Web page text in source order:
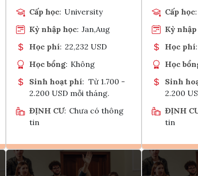
Cấp học: University
Kỳ nhập học: Jan,Aug
Học phí: 22,232 USD
Học bổng: Không
Sinh hoạt phí: Từ 1.700 -
2.200 USD mỗi tháng.
ĐỊNH CƯ: Chưa có thông
tin
Ghi danh
Cấp học:
Kỳ
Học phí:
Học
Sinh
2.200
ĐỊNH
tin